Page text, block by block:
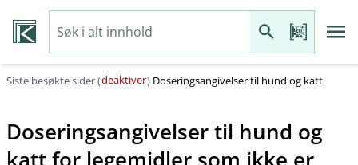
Siste besøkte sider (deaktiver) Doseringsangivelser til hund og katt
Doseringsangivelser til hund og